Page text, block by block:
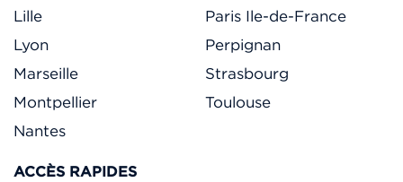
Lille
Lyon
Marseille
Montpellier
Nantes
Paris Ile-de-France
Perpignan
Strasbourg
Toulouse
ACCÈS RAPIDES